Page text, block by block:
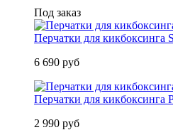
Под заказ
Перчатки для кикбоксинга
6 690 руб
Перчатки для кикбоксинга
2 990 руб